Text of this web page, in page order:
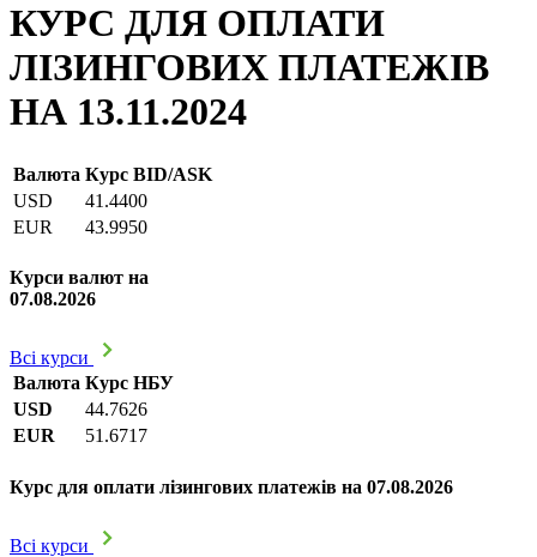
КУРС ДЛЯ ОПЛАТИ
ЛІЗИНГОВИХ ПЛАТЕЖІВ
НА 13.11.2024
Валюта Курс BID/ASK
USD
41.4400
EUR
43.9950
Курси валют на
07.08.2026
Всі курси
Валюта Курс НБУ
USD
44.7626
EUR
51.6717
Курс для оплати лізингових платежів на 07.08.2026
Всі курси